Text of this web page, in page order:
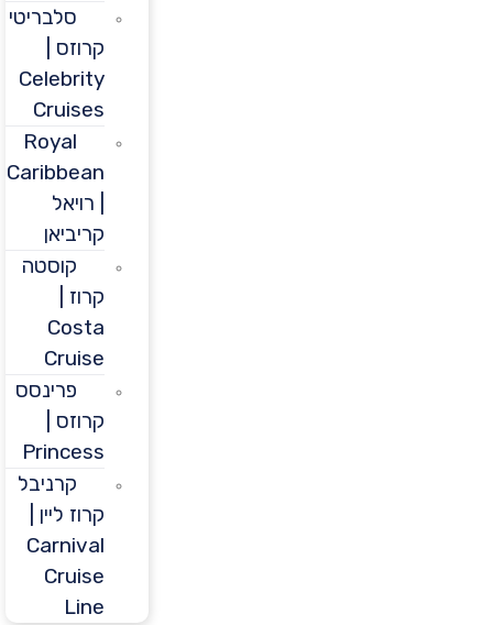
סלבריטי
קרוזס |
Celebrity
Cruises
Royal
Caribbean
קריביאן
קוסטה
Costa
Cruise
פרינסס
קרוזס |
Princess
קרניבל
קרוז ליין |
Carnival
Cruise